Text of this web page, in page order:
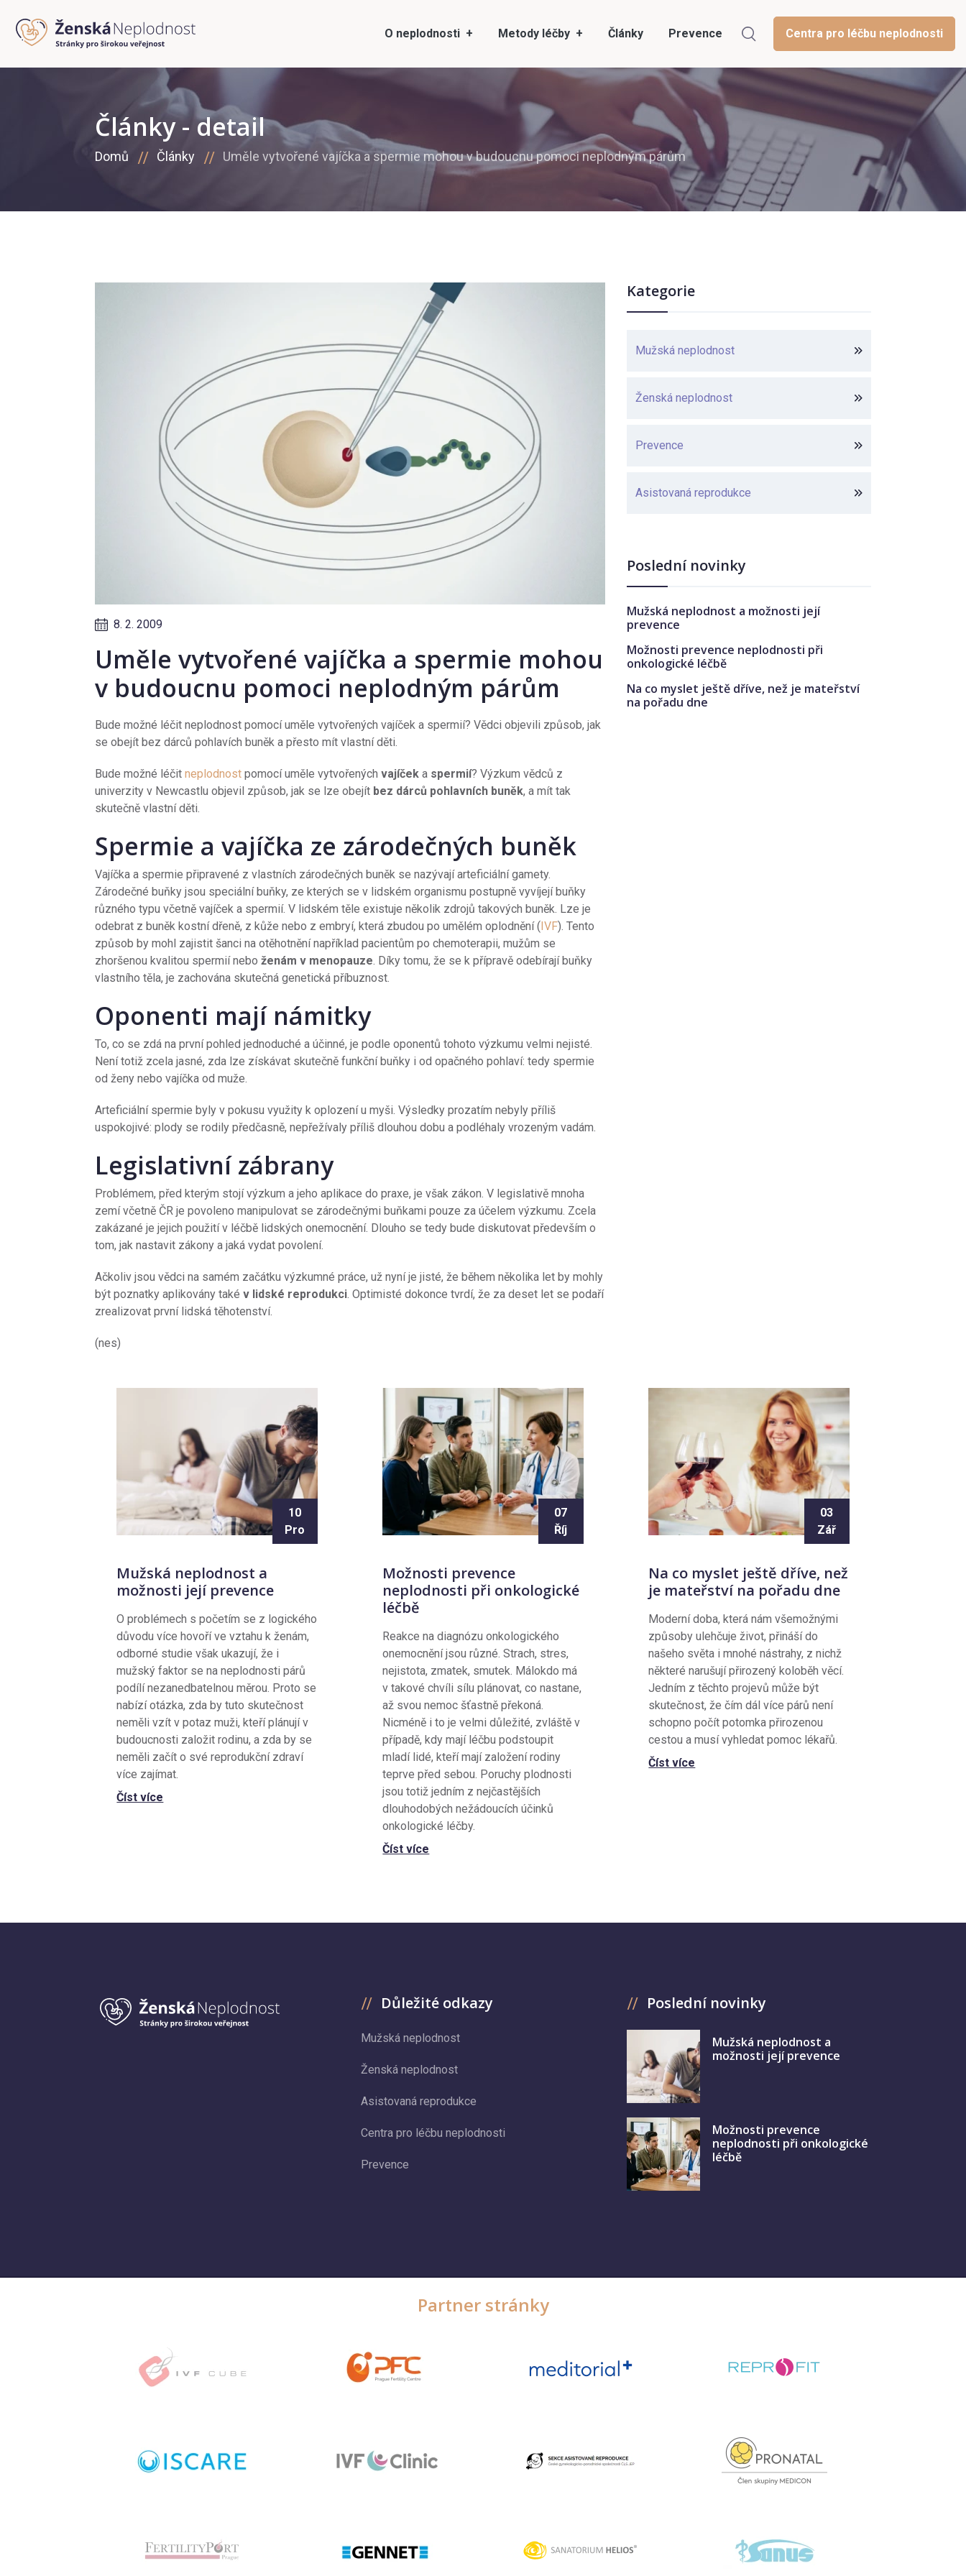
O neplodnosti Metody léčby Články Prevence Centra pro léčbu neplodnosti
Články - detail
Domů Články Uměle vytvořené vajíčka a spermie mohou v budoucnu pomoci neplodným párům
8. 2. 2009
Uměle vytvořené vajíčka a spermie mohou
v budoucnu pomoci neplodným párům
Bude možné léčit neplodnost pomocí uměle vytvořených vajíček a spermií? Vědci objevili způsob, jak
se obejít bez dárců pohlavích buněk a přesto mít vlastní děti.
Bude možné léčit neplodnost pomocí uměle vytvořených vajíček a spermií? Výzkum vědců z
univerzity v Newcastlu objevil způsob, jak se lze obejít bez dárců pohlavních buněk, a mít tak
skutečně vlastní děti.
Spermie a vajíčka ze zárodečných buněk
Vajíčka a spermie připravené z vlastních zárodečných buněk se nazývají arteficiální gamety.
Zárodečné buňky jsou speciální buňky, ze kterých se v lidském organismu postupně vyvíjejí buňky
různého typu včetně vajíček a spermií. V lidském těle existuje několik zdrojů takových buněk. Lze je
odebrat z buněk kostní dřeně, z kůže nebo z embryí, která zbudou po umělém oplodnění (IVF). Tento
způsob by mohl zajistit šanci na otěhotnění například pacientům po chemoterapii, mužům se
zhoršenou kvalitou spermií nebo ženám v menopauze . Díky tomu, že se k přípravě odebírají buňky
vlastního těla, je zachována skutečná genetická příbuznost.
Oponenti mají námitky
To, co se zdá na první pohled jednoduché a účinné, je podle oponentů tohoto výzkumu velmi nejisté.
Není totiž zcela jasné, zda lze získávat skutečně funkční buňky i od opačného pohlaví: tedy spermie
od ženy nebo vajíčka od muže.
Arteficiální spermie byly v pokusu využity k oplození u myši. Výsledky prozatím nebyly příliš
uspokojivé: plody se rodily předčasně, nepřežívaly příliš dlouhou dobu a podléhaly vrozeným vadám.
Legislativní zábrany
Problémem, před kterým stojí výzkum a jeho aplikace do praxe, je však zákon. V legislativě mnoha
zemí včetně ČR je povoleno manipulovat se zárodečnými buňkami pouze za účelem výzkumu. Zcela
zakázané je jejich použití v léčbě lidských onemocnění. Dlouho se tedy bude diskutovat především o
tom, jak nastavit zákony a jaká vydat povolení.
Ačkoliv jsou vědci na samém začátku výzkumné práce, už nyní je jisté, že během několika let by mohly
být poznatky aplikovány také v lidské reprodukci . Optimisté dokonce tvrdí, že za deset let se podaří
zrealizovat první lidská těhotenství.
(nes)
Kategorie
Mužská neplodnost
Ženská neplodnost
Prevence
Asistovaná reprodukce
Poslední novinky
Mužská neplodnost a možnosti její
prevence
Možnosti prevence neplodnosti při
onkologické léčbě
Na co myslet ještě dříve, než je mateřství
na pořadu dne
10
Pro
Mužská neplodnost a
možnosti její prevence
O problémech s početím se z logického
důvodu více hovoří ve vztahu k ženám,
odborné studie však ukazují, že i
mužský faktor se na neplodnosti párů
podílí nezanedbatelnou měrou. Proto se
nabízí otázka, zda by tuto skutečnost
neměli vzít v potaz muži, kteří plánují v
budoucnosti založit rodinu, a zda by se
neměli začít o své reprodukční zdraví
více zajímat.
Číst více
07
Říj
Možnosti prevence
neplodnosti při onkologické
léčbě
Reakce na diagnózu onkologického
onemocnění jsou různé. Strach, stres,
nejistota, zmatek, smutek. Málokdo má
v takové chvíli sílu plánovat, co nastane,
až svou nemoc šťastně překoná.
Nicméně i to je velmi důležité, zvláště v
případě, kdy mají léčbu podstoupit
mladí lidé, kteří mají založení rodiny
teprve před sebou. Poruchy plodnosti
jsou totiž jedním z nejčastějších
dlouhodobých nežádoucích účinků
onkologické léčby.
Číst více
03
Zář
Na co myslet ještě dříve, než
je mateřství na pořadu dne
Moderní doba, která nám všemožnými
způsoby ulehčuje život, přináší do
našeho světa i mnohé nástrahy, z nichž
některé narušují přirozený koloběh věcí.
Jedním z těchto projevů může být
skutečnost, že čím dál více párů není
schopno počít potomka přirozenou
cestou a musí vyhledat pomoc lékařů.
Číst více
Důležité odkazy
Mužská neplodnost
Ženská neplodnost
Asistovaná reprodukce
Centra pro léčbu neplodnosti
Prevence
Poslední novinky
Mužská neplodnost a
možnosti její prevence
Možnosti prevence
neplodnosti při onkologické
léčbě
Partner stránky